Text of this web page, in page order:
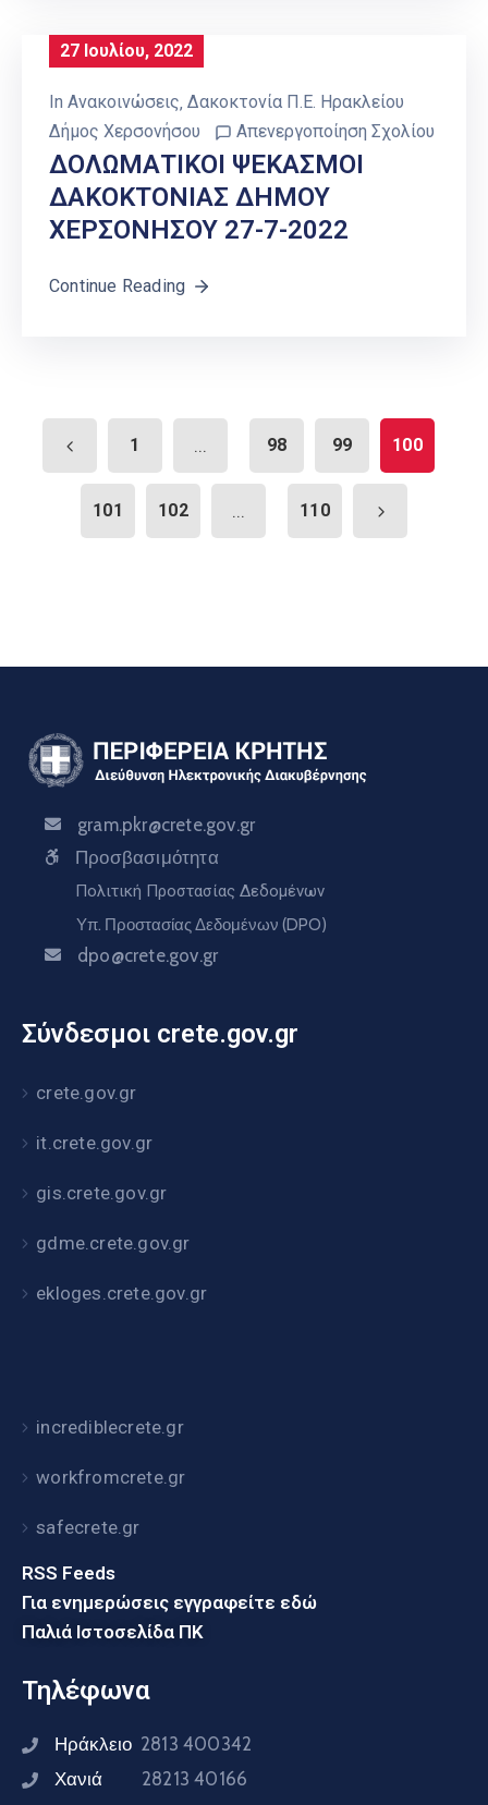
27 Ιουλίου, 2022
In Ανακοινώσεις‚ Δακοκτονία Π.Ε. Ηρακλείου
Δήμος Χερσονήσου
Απενεργοποίηση Σχολίου
ΔΟΛΩΜΑΤΙΚΟΙ ΨΕΚΑΣΜΟΙ
ΔΑΚΟΚΤΟΝΙΑΣ ΔΗΜΟΥ
ΧΕΡΣΟΝΗΣΟΥ 27-7-2022
Continue Reading
1 ... 98 99 100
101 102 ... 110
gram.pkr@crete.gov.gr
Προσβασιμότητα
Πολιτική Προστασίας Δεδομένων
Υπ. Προστασίας Δεδομένων (DPO)
dpo@crete.gov.gr
Σύνδεσμοι crete.gov.gr
crete.gov.gr
it.crete.gov.gr
gis.crete.gov.gr
gdme.crete.gov.gr
ekloges.crete.gov.gr
incrediblecrete.gr
workfromcrete.gr
safecrete.gr
RSS Feeds
Για ενημερώσεις εγγραφείτε εδώ
Παλιά Ιστοσελίδα ΠΚ
Τηλέφωνα
Ηράκλειο 2813 400342
Χανιά 28213 40166